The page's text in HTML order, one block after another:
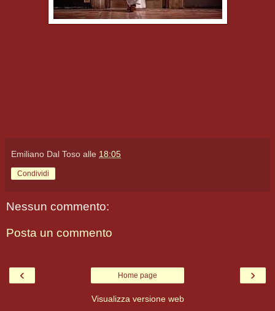
Emiliano Dal Toso alle 18:05
Condividi
Nessun commento:
Posta un commento
‹ ›
Home page
Visualizza versione web